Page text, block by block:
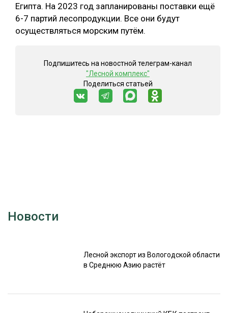
Египта. На 2023 год запланированы поставки ещё
6-7 партий лесопродукции. Все они будут
осуществляться морским путём.
Подпишитесь на новостной телеграм-канал
"Лесной комплекс"
Поделиться статьей
Новости
Лесной экспорт из Вологодской области
в Среднюю Азию растёт